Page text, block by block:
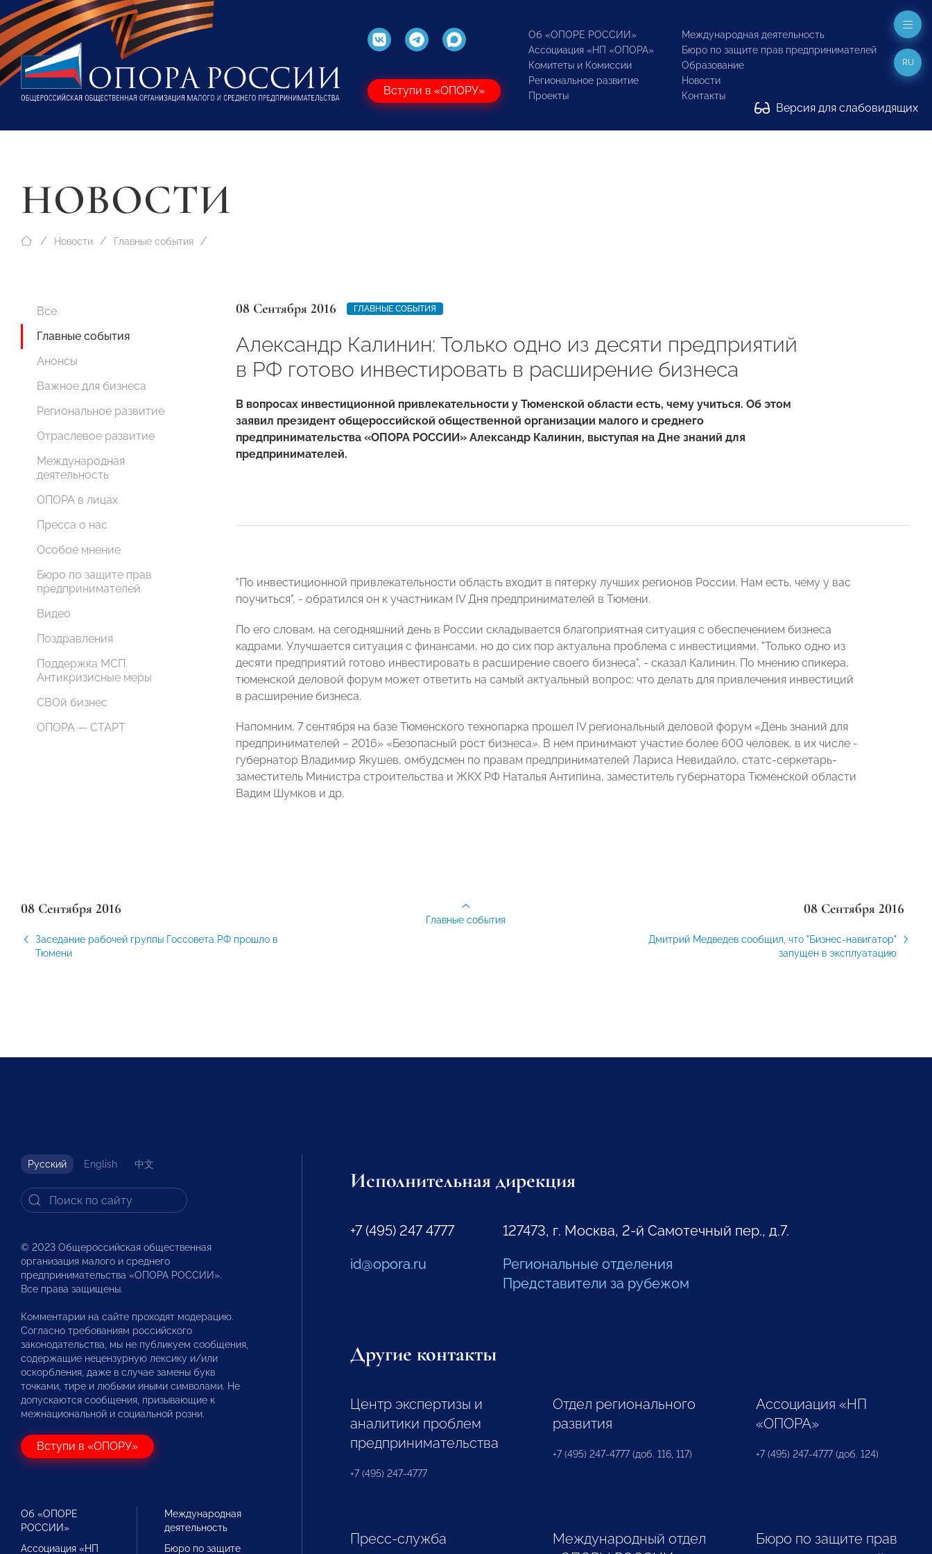
Вступи в «ОПОРУ»
Об «ОПОРЕ РОССИИ»
Ассоциация «НП «ОПОРА»
Комитеты и Комиссии
Региональное развитие
Проекты
Международная деятельность
Бюро по защите прав предпринимателей
Образование
Новости
Контакты
Версия для слабовидящих
RU
НОВОСТИ
Новости Главные события
Все
Главные события
Анонсы
Важное для бизнеса
Региональное развитие
Отраслевое развитие
Международная
деятельность
ОПОРА в лицах
Пресса о нас
Особое мнение
Бюро по защите прав
предпринимателей
Видео
Поздравления
Поддержка МСП.
Антикризисные меры
СВОй бизнес
ОПОРА — СТАРТ
08 Сентября 2016 ГЛАВНЫЕ СОБЫТИЯ
Александр Калинин: Только одно из десяти предприятий
в РФ готово инвестировать в расширение бизнеса
В вопросах инвестиционной привлекательности у Тюменской области есть, чему учиться. Об этом
заявил президент общероссийской общественной организации малого и среднего
предпринимательства «ОПОРА РОССИИ» Александр Калинин, выступая на Дне знаний для
предпринимателей.
"По инвестиционной привлекательности область входит в пятерку лучших регионов России. Нам есть, чему у вас
поучиться", - обратился он к участникам IV Дня предпринимателей в Тюмени.
По его словам, на сегодняшний день в России складывается благоприятная ситуация с обеспечением бизнеса
кадрами. Улучшается ситуация с финансами, но до сих пор актуальна проблема с инвестициями. "Только одно из
десяти предприятий готово инвестировать в расширение своего бизнеса", - сказал Калинин. По мнению спикера,
тюменской деловой форум может ответить на самый актуальный вопрос: что делать для привлечения инвестиций
в расширение бизнеса.
Напомним, 7 сентября на базе Тюменского технопарка прошел IV региональный деловой форум «День знаний для
предпринимателей – 2016» «Безопасный рост бизнеса». В нем принимают участие более 600 человек, в их числе -
губернатор Владимир Якушев, омбудсмен по правам предпринимателей Лариса Невидайло, статс-серкетарь-
заместитель Министра строительства и ЖКХ РФ Наталья Антипина, заместитель губернатора Тюменской области
Вадим Шумков и др.
08 Сентября 2016
Заседание рабочей группы Госсовета РФ прошло в
Тюмени
08 Сентября 2016
Дмитрий Медведев сообщил, что "Бизнес-навигатор"
запущен в эксплуатацию
Главные события
Русский English 中文
© 2023 Общероссийская общественная
организация малого и среднего
предпринимательства «ОПОРА РОССИИ».
Все права защищены.
Комментарии на сайте проходят модерацию.
Согласно требованиям российского
законодательства, мы не публикуем сообщения,
содержащие нецензурную лексику и/или
оскорбления, даже в случае замены букв
точками, тире и любыми иными символами. Не
допускаются сообщения, призывающие к
межнациональной и социальной розни.
Вступи в «ОПОРУ»
Об «ОПОРЕ
РОССИИ»
Ассоциация «НП
Международная
деятельность
Бюро по защите
Исполнительная дирекция
+7 (495) 247 4777
id@opora.ru
127473, г. Москва, 2-й Самотечный пер., д.7.
Региональные отделения
Представители за рубежом
Другие контакты
Центр экспертизы и
аналитики проблем
предпринимательства
+7 (495) 247-4777
Отдел регионального
развития
+7 (495) 247-4777 (доб. 116, 117)
Ассоциация «НП
«ОПОРА»
+7 (495) 247-4777 (доб. 124)
Пресс-служба
Международный отдел
Бюро по защите прав